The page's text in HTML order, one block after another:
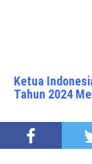
Ketua
Tahun 2024